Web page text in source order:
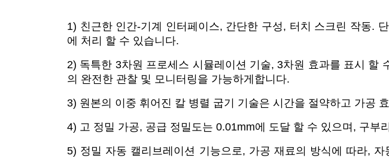
1) 친근한 인간-기계 인터페이스, 간단한 구성, 터치 스크린 작동.
에 처리 할 수 있습니다.
2) 독특한 3차원 프로세스 시뮬레이션 기술, 3차원 효과를 표시 할
의 완전한 관찰 및 모니터링을 가능하게합니다.
3) 원본의 이중 휘어진 칼 병렬 굽기 기술은 시간을 절약하고 가공
4) 고 정밀 가공, 공급 정밀도는 0.01mm에 도달 할 수 있으며, 구부
5) 정밀 자동 캘리브레이션 기능으로, 가공 재료의 방식에 따라,